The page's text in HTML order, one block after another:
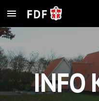
Skip to main content
INFO